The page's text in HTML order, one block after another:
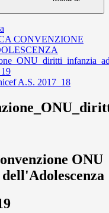
CONVENZIONE
A.S. 2017_18
ONU